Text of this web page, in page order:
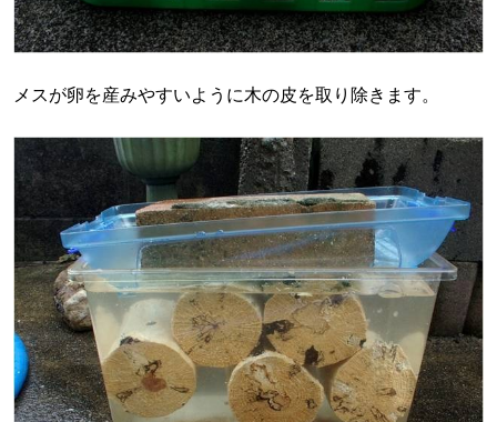
メスが卵を産みやすいように木の皮を取り除きます。